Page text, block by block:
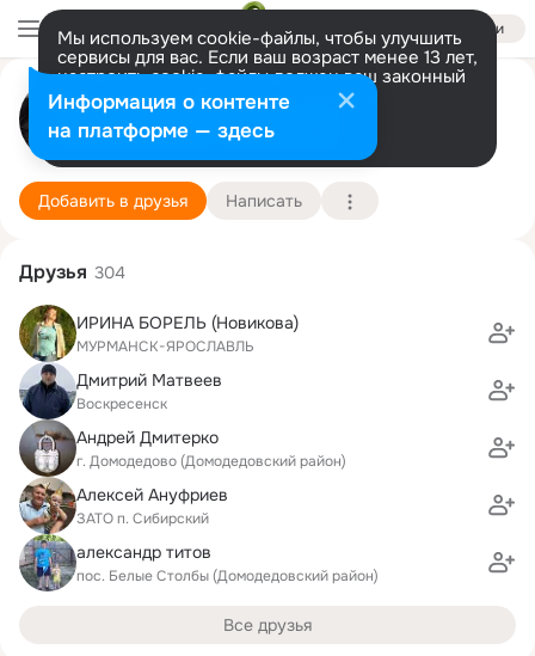
Войти
Мы используем cookie-файлы, чтобы улучшить
сервисы для вас. Если ваш возраст менее 13 лет,
настроить cookie-файлы должен ваш законный
представитель. Больше информации
Разрешить все Настроить
Тимур Парфенцев
Орехово-Зуево
Добавить в друзья Написать
Друзья 304
ИРИНА БОРЕЛЬ (Новикова)
МУРМАНСК-ЯРОСЛАВЛЬ
Дмитрий Матвеев
Воскресенск
Андрей Дмитерко
г. Домодедово (Домодедовский район)
Алексей Ануфриев
ЗАТО п. Сибирский
александр титов
пос. Белые Столбы (Домодедовский район)
Все друзья
Информация о контенте
на платформе — здесь